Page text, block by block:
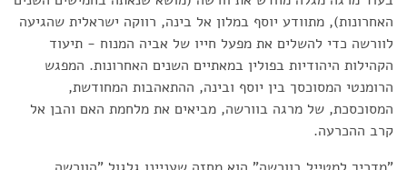
האחרונות), מתוודע יוסף במלון אל בינה, רווקה ישראלית שהגיעה
לוורשה כדי להשלים את מפעל חייו של אביה המנוח - תיעוד
הקהילות היהודיות בפולין במאתיים השנים האחרונות. המפגש
הרומנטי המסוכסך בין יוסף ובינה, ההתאהבות המחודשת,
המסוכסכת, של מרגה בוורשה, מביאים את מלחמת האם והבן אל
קרב ההכרעה.